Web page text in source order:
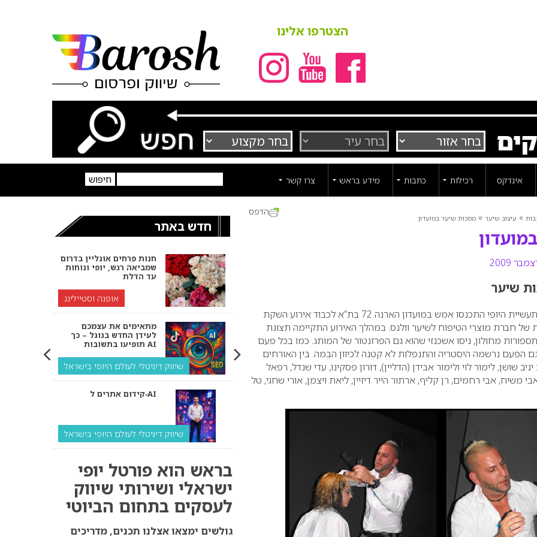
הצטרפו אלינו
אינדקס רכילות כתבות מידע בראש צרו קשר
» עיצוב שיער » מסכות שיער במועדון
הדפס
שיער
מאות מעצבי שיער ואנשי תעשיית היופי התכנסו אמש במועדון הארנה 72 בת”א לכבוד אירוע השקת
חברת מוצרי הטיפוח לשיער וולנס. במהלך האירוע התקיימה תצוגת
מחולון, ניסו אשכנזי שהוא גם הפרזנטור של המותג. כמו בכל פעם
הפעם נרשמה היסטריה והתנפלות לא קטנה לכיוון הבמה. בין האורחים
שושן, לימור לוי ולימור אבידן (הדליין), דורון פסקינו, עדי שנדל, רפאל
משיח, אבי רחמים, רן קליף, ארתור הייר דיזיין, ליאת ויצמן, אורי שחגי, טל
חדש באתר
חנות פרחים אונליין בדרום
שמביאה רגש, יופי ונוחות
עד הדלת
אופנה וסטיילינג
מתאימים את עצמכם
לעידן החדש בגוגל – כך
תופיעו בתשובות AI
שיווק דיגיטלי לעולם היופי בישראל
קידום אתרים ל‑AI
שיווק דיגיטלי לעולם היופי בישראל
ולמה העסק שלך צריך
שיווק דיגיטלי לעסקים
קידום ל‑AI לעומת קידום
בראש הוא פורטל יופי
ישראלי ושירותי שיווק
לעסקים בתחום הביוטי
גולשים ימצאו אצלנו תכנים, מדריכים